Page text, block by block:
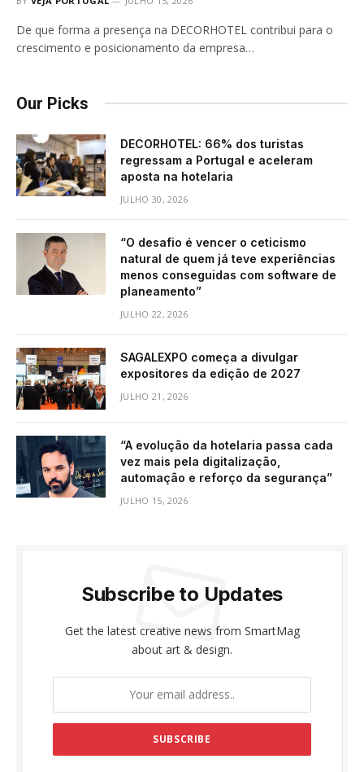
De que forma a presença na DECORHOTEL contribui para o
crescimento e posicionamento da empresa…
Our Picks
DECORHOTEL: 66% dos turistas
regressam a Portugal e aceleram
aposta na hotelaria
JULHO 30, 2026
“O desafio é vencer o ceticismo
natural de quem já teve experiências
menos conseguidas com software de
planeamento”
JULHO 22, 2026
SAGALEXPO começa a divulgar
expositores da edição de 2027
JULHO 21, 2026
“A evolução da hotelaria passa cada
vez mais pela digitalização,
automação e reforço da segurança”
JULHO 15, 2026
Subscribe to Updates
Get the latest creative news from SmartMag
about art & design.